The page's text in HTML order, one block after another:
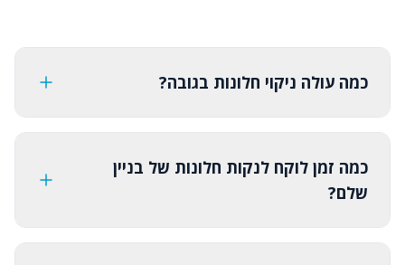
כמה עולה ניקוי חלונות בגובה?
כמה זמן לוקח לנקות חלונות של בניין
שלם?